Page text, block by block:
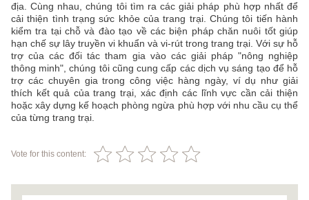
địa. Cùng nhau, chúng tôi tìm ra các giải pháp phù hợp nhất để
cải thiện tình trạng sức khỏe của trang trại. Chúng tôi tiến hành
kiểm tra tại chỗ và đào tạo về các biện pháp chăn nuôi tốt giúp
hạn chế sự lây truyền vi khuẩn và vi-rút trong trang trại. Với sự hỗ
trợ của các đối tác tham gia vào các giải pháp "nông nghiệp
thông minh", chúng tôi cũng cung cấp các dịch vụ sáng tạo để hỗ
trợ các chuyên gia trong công việc hàng ngày, ví dụ như giải
thích kết quả của trang trại, xác định các lĩnh vực cần cải thiện
hoặc xây dựng kế hoạch phòng ngừa phù hợp với nhu cầu cụ thể
của từng trang trại.
Vote for this content: